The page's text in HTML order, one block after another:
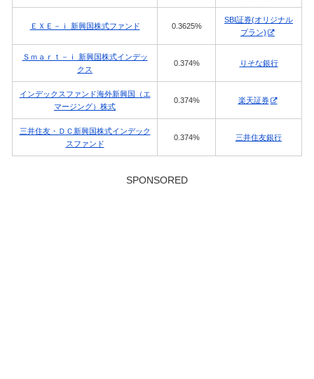
ＥＸＥ－ｉ 新興国株式ファンド 0.3625%
SBI証券(オリジナル
プラン)
Ｓｍａｒｔ－ｉ 新興国株式インデッ
クス
0.374% りそな銀行
インデックスファンド海外新興国（エ
マージング）株式
0.374% 楽天証券
三井住友・ＤＣ新興国株式インデック
スファンド
0.374% 三井住友銀行
SPONSORED